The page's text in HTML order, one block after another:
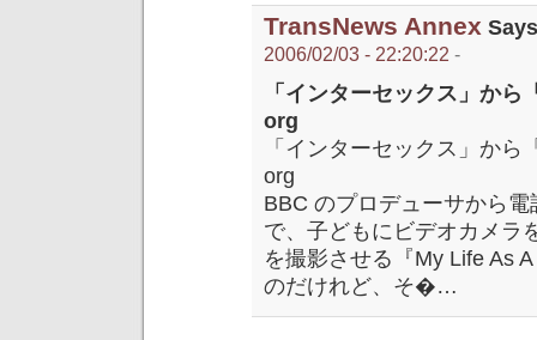
TransNews Annex
2006/02/03 - 22:20:22 -
「インターセックス」か
org
「インターセックス」か
org
BBC のプロデューサから
で、子どもにビデオカメラ
を撮影させる『My Life As
のだけれど、そ�…